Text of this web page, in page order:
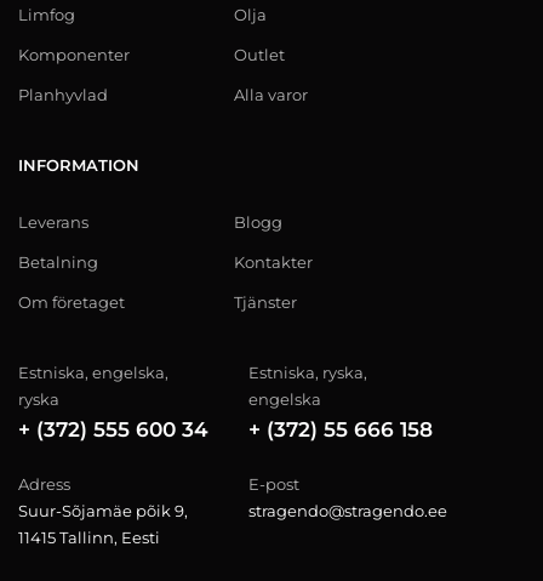
Limfog
Komponenter
Planhyvlad
Olja
Outlet
Alla varor
INFORMATION
Leverans
Betalning
Om företaget
Blogg
Kontakter
Tjänster
Estniska, engelska,
ryska
+ (372) 555 600 34
Estniska, ryska,
engelska
+ (372) 55 666 158
Adress
Suur-Sõjamäe põik 9,
11415 Tallinn, Eesti
E-post
stragendo@stragendo.ee